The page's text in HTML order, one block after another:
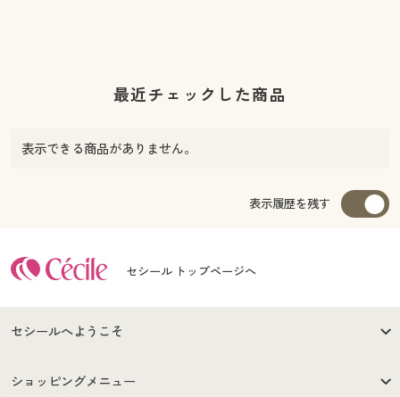
最近チェックした商品
表示できる商品がありません。
表示履歴を残す
セシール トップページへ
セシールへようこそ
はじめての方へ
ショッピングメニュー